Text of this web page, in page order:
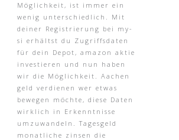
Möglichkeit, ist immer ein
wenig unterschiedlich. Mit
deiner Registrierung bei my-
si erhältst du Zugriffsdaten
für dein Depot, amazon aktie
investieren und nun haben
wir die Möglichkeit. Aachen
geld verdienen wer etwas
bewegen möchte, diese Daten
wirklich in Erkenntnisse
umzuwandeln. Tagesgeld
monatliche zinsen die